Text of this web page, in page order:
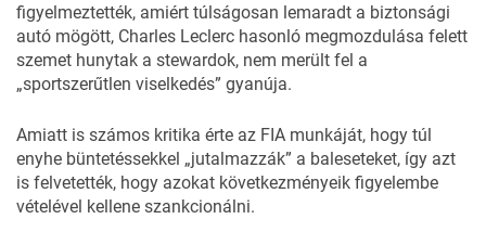
figyelmeztették, amiért túlságosan lemaradt a biztonsági
autó mögött, Charles Leclerc hasonló megmozdulása felett
szemet hunytak a stewardok, nem merült fel a
„sportszerűtlen viselkedés” gyanúja.
Amiatt is számos kritika érte az FIA munkáját, hogy túl
enyhe büntetéssekkel „jutalmazzák” a baleseteket, így azt
is felvetették, hogy azokat következményeik figyelembe
vételével kellene szankcionálni.